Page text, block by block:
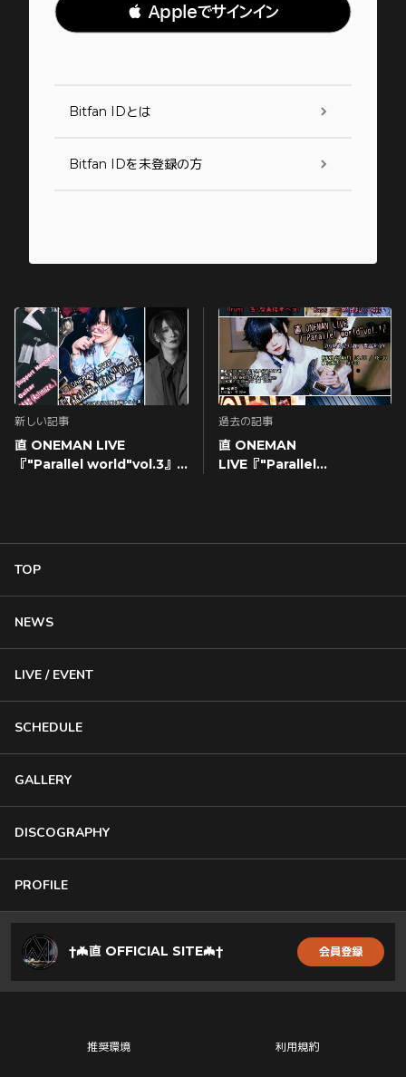
 Appleでサインイン
Bitfan IDとは
Bitfan IDを未登録の方
新しい記事
直 ONEMAN LIVE
『"Parallel world"vol.3』
過去の記事
直 ONEMAN
LIVE『"Parallel
TOP
NEWS
LIVE / EVENT
SCHEDULE
GALLERY
DISCOGRAPHY
PROFILE
†🦇直 OFFICIAL SITE🦇† 会員登録
推奨環境 利用規約